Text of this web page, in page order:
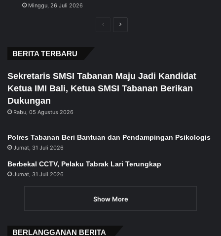
Minggu, 26 Juli 2026
PreviousNext
BERITA TERBARU
Sekretaris SMSI Tabanan Maju Jadi Kandidat
Ketua IMI Bali, Ketua SMSI Tabanan Berikan
Dukungan
Rabu, 05 Agustus 2026
Polres Tabanan Beri Bantuan dan Pendampingan Psikologis
Jumat, 31 Juli 2026
Berbekal CCTV, Pelaku Tabrak Lari Terungkap
Jumat, 31 Juli 2026
Show More
BERLANGGANAN BERITA